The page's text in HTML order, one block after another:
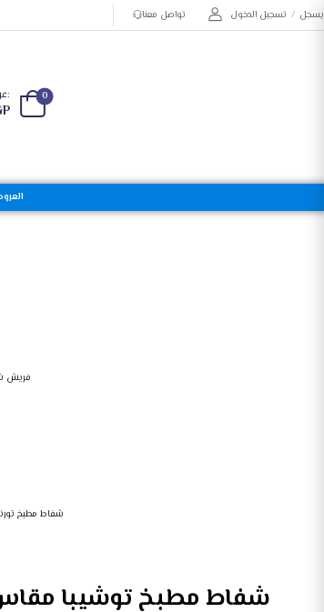
تواصل معنا تسجيل الدخول / يسجل
عربة التسوق: 0
فريش شفاط
شفاط مطبخ تورنيدو، 25 سم،